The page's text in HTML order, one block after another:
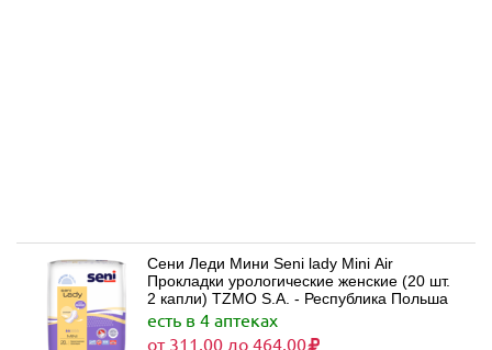
Сени Леди Мини Seni lady Mini Air
Прокладки урологические женские (20 шт.
2 капли) TZMO S.A. - Республика Польша
есть в 4 аптеках
от 311,00 до 464,00